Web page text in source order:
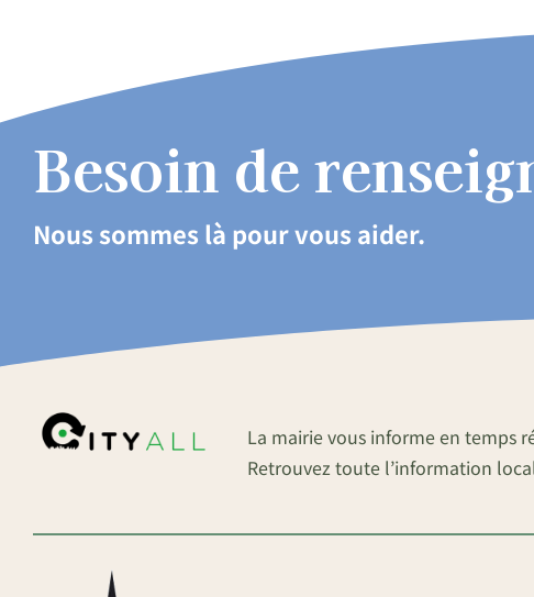
Besoin de
Nous sommes là pour vous aider.
La mairie vous informe en temps
Retrouvez toute l’information